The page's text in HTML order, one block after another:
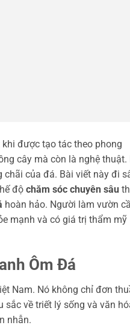
được tạo tác theo phong
cây mà còn là nghệ thuật.
của đá. Bài viết này đi
độ chăm sóc chuyên sâu
hoàn hảo. Người làm vườn
mạnh và có giá trị thẩm mỹ
Ôm Đá
Nam. Nó không chỉ đơn
sắc về triết lý sống và văn
nhẫn.